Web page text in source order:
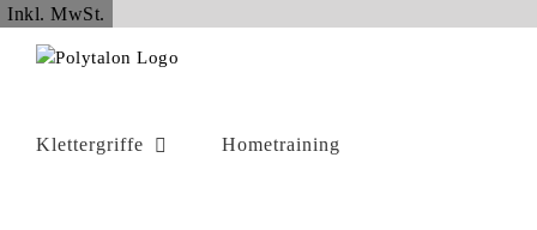
Inkl. MwSt.
springen
Klettergriffe Hometraining